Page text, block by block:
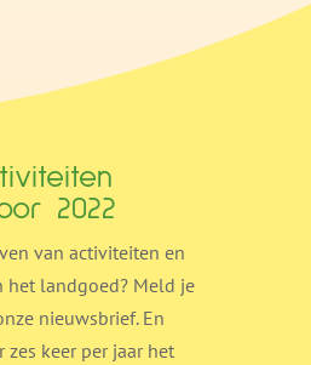
2022
van activiteiten en
het landgoed? Meld je
nieuwsbrief. En
keer per jaar het